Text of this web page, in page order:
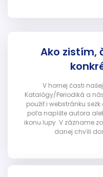
Ako zistím,
V hornej časti
Katalógy/Periodiká a
použiť i webstránku
poľa napíšte autora
ikonu lupy. V zázname
danej chvíli